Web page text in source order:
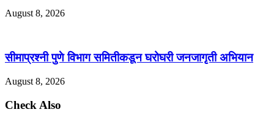
August 8, 2026
सीमाप्रश्नी पुणे विभाग समितीकडून घरोघरी जनजागृती अभियान
August 8, 2026
Check Also